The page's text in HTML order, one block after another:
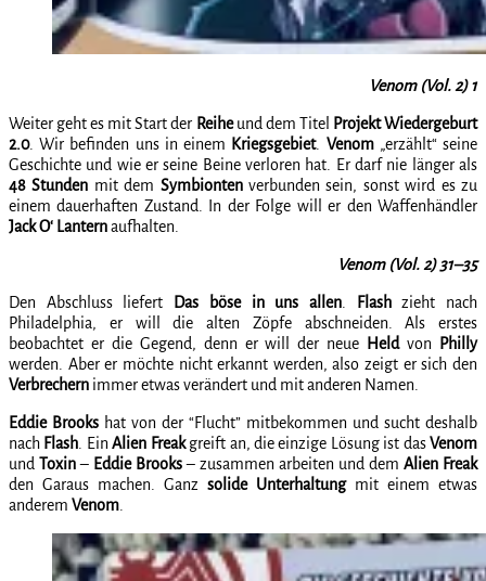
Venom (Vol. 2) 1
Weiter geht es mit Start der Reiheund dem Titel
Projekt Wiedergeburt
2.0. Wir befinden uns in einem Kriegsgebiet. Venom„erzählt“ seine
Geschichte und wie er seine Beine verloren hat. Er darf nie länger als
48 Stunden mit dem Symbiontenverbunden sein, sonst wird es zu
einem dauerhaften Zustand. In der Folge will er den Waffenhändler
Jack O‘ Lanternaufhalten.
Venom (Vol. 2) 31–35
Den Abschluss liefert Das böse in uns allen. Flashzieht nach
Philadelphia, er will die alten Zöpfe abschneiden. Als erstes
beobachtet er die Gegend, denn er will der neue
Heldvon
Philly
werden. Aber er möchte nicht erkannt werden, also zeigt er sich den
Verbrechern immer etwas verändert und mit anderen Namen.
Eddie Brooks hat von der “Flucht” mitbekommen und sucht deshalb
nach Flash . EinAlien Freakgreift an, die einzige Lösung ist dasVenom
und Toxin– Eddie Brooks– zusammen arbeiten und dem Alien Freak
den Garaus machen. Ganz solide Unterhaltungmit einem etwas
anderem Venom